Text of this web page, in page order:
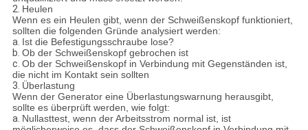
2. Heulen
Wenn es ein Heulen gibt, wenn der Schweißenskopf funktioniert,
sollten die folgenden Gründe analysiert werden:
a. Ist die Befestigungsschraube lose?
b. Ob der Schweißenskopf gebrochen ist
c. Ob der Schweißenskopf in Verbindung mit Gegenständen ist,
die nicht im Kontakt sein sollten
3. Überlastung
Wenn der Generator eine Überlastungswarnung herausgibt,
sollte es überprüft werden, wie folgt:
a. Nullasttest, wenn der Arbeitsstrom normal ist, ist